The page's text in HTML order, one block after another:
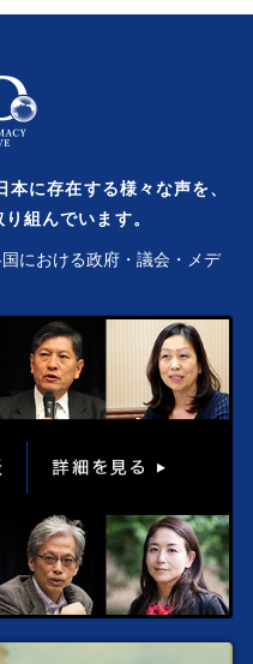
に存在する様々な声を、
組んでいます。
における政府・議会・メデ